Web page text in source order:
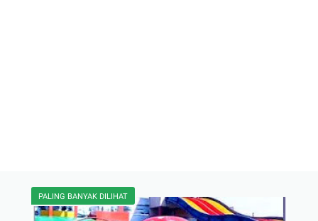
PALING BANYAK DILIHAT